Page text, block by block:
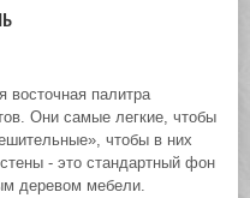
восточная палитра
Они самые легкие, чтобы
чтобы в них
- это стандартный фон
деревом мебели.